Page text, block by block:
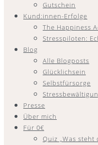
Gutschein
Kund:innen-Erfolge
The Happiness
Stresspiloten:
Blog
Alle Blogposts
Glücklichsein
Selbstfürsorge
Presse
Über mich
Für 0€
Quiz „Was steht